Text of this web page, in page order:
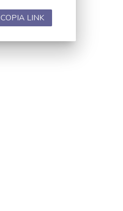
COPIA LINK